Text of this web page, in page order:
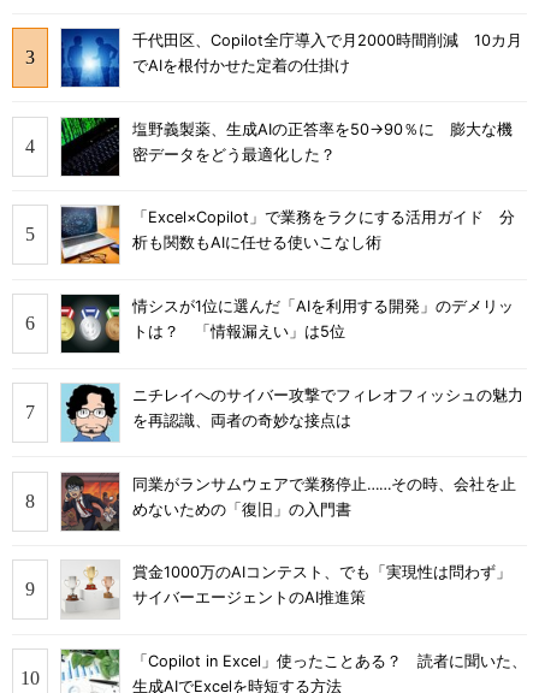
千代田区、Copilot全庁導入で月2000時間削減 10カ月
でAIを根付かせた定着の仕掛け
塩野義製薬、生成AIの正答率を50→90％に 膨大な機
密データをどう最適化した？
「Excel×Copilot」で業務をラクにする活用ガイド 分
析も関数もAIに任せる使いこなし術
情シスが1位に選んだ「AIを利用する開発」のデメリッ
トは？ 「情報漏えい」は5位
ニチレイへのサイバー攻撃でフィレオフィッシュの魅力
を再認識、両者の奇妙な接点は
同業がランサムウェアで業務停止……その時、会社を止
めないための「復旧」の入門書
賞金1000万のAIコンテスト、でも「実現性は問わず」
サイバーエージェントのAI推進策
「Copilot in Excel」使ったことある？ 読者に聞いた、
生成AIでExcelを時短する方法